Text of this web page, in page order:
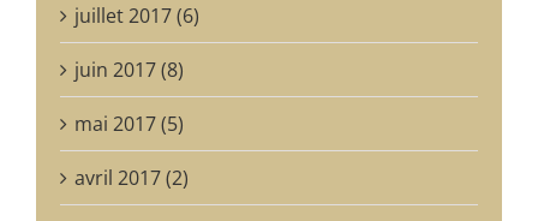
juillet 2017 (6)
juin 2017 (8)
mai 2017 (5)
avril 2017 (2)